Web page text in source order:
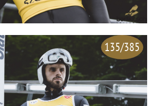
135/385